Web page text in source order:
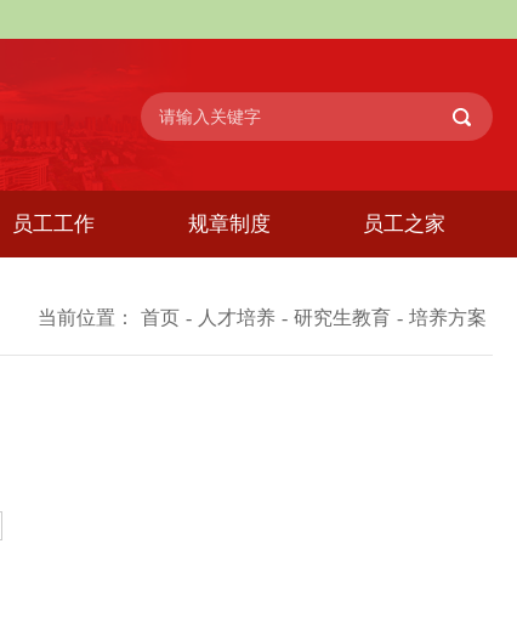
员工工作 规章制度 员工之家
当前位置： 首页 - 人才培养 - 研究生教育 - 培养方案